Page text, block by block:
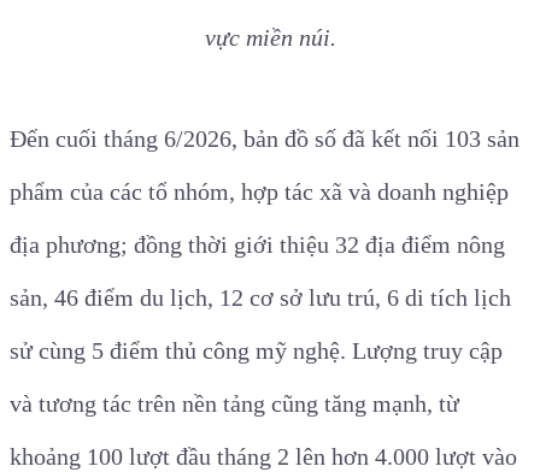
vực miền núi.
Đến cuối tháng 6/2026, bản đồ số đã kết nối 103 sản
phẩm của các tổ nhóm, hợp tác xã và doanh nghiệp
địa phương; đồng thời giới thiệu 32 địa điểm nông
sản, 46 điểm du lịch, 12 cơ sở lưu trú, 6 di tích lịch
sử cùng 5 điểm thủ công mỹ nghệ. Lượng truy cập
và tương tác trên nền tảng cũng tăng mạnh, từ
khoảng 100 lượt đầu tháng 2 lên hơn 4.000 lượt vào